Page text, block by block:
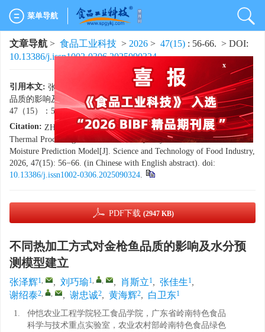
菜单导航
文章导航 > 食品工业科技 > 2026 > 47(15) : 56-66. > DOI:
10.13386/j.issn1002-0306.2025090324
引用本文: 张泽辉，刘巧瑜，肖斯立，等. 不同热加工方式对金枪鱼
品质的影响及水分预测模型建立[J]. 食品工业科技，2026，
47（15）：56−66. doi:10.13386/j.issn1002-0306.2025090324.
Citation: ZHANG Zehui, LIU Qiaoyu, XIAO Sili, et al. Effects of
Thermal Processing Methods on Tuna Quality and Establishment of a
Moisture Prediction Model[J]. Science and Technology of Food Industry,
2026, 47(15): 56−66. (in Chinese with English abstract). doi:
10.13386/j.issn1002-0306.2025090324.
PDF下载 (2947 KB)
不同热加工方式对金枪鱼品质的影响及水分预
测模型建立
张泽辉1, , 刘巧瑜1, , , 肖斯立1, 张佳生1,
谢绍泰2, , , 谢忠诚2, 黄海辉2, 白卫东1
1.
仲恺农业工程学院轻工食品学院，广东省岭南特色食品
科学与技术重点实验室，农业农村部岭南特色食品绿色